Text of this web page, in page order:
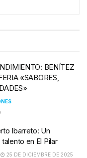
BENÍTEZ
«SABORES,
Ibarreto: Un
en El Pilar
25 DE DICIEMBRE DE 2025